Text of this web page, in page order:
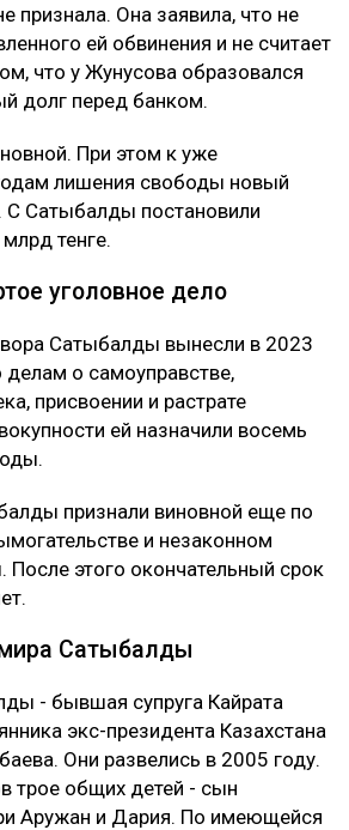
признала. Она заявила, что не
ей обвинения и не считает
что у Жунусова образовался
долг перед банком.
При этом к уже
лишения свободы новый
С Сатыбалды постановили
тенге.
уголовное дело
Сатыбалды вынесли в 2023
делам о самоуправстве,
присвоении и растрате
ей назначили восемь
признали виновной еще по
и незаконном
этого окончательный срок
Сатыбалды
- бывшая супруга Кайрата
экс-президента Казахстана
Они развелись в 2005 году.
трое общих детей - сын
Аружан и Дария. По имеющейся